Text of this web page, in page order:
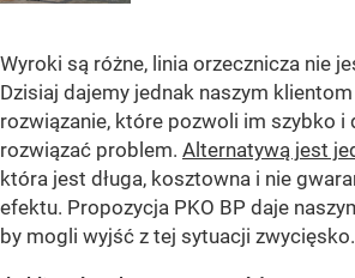
Wyroki są różne, linia orzecznicza nie
Dzisiaj dajemy jednak naszym
rozwiązanie, które pozwoli im szybko i
rozwiązać problem. Alternatywą jest
która jest długa, kosztowna i nie
efektu. Propozycja PKO BP daje
by mogli wyjść z tej sytuacji zwycięsko.